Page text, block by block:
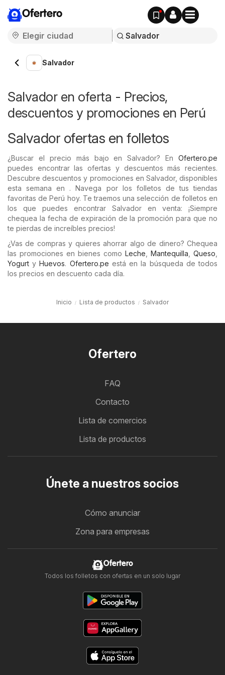
Ofertero
Salvador
Salvador en oferta - Precios,
descuentos y promociones en Perú
Salvador ofertas en folletos
¿Buscar el precio más bajo en Salvador? En Ofertero.pe
puedes encontrar las ofertas y descuentos más recientes.
Descubre descuentos y promociones en Salvador, disponibles
esta semana en . Navega por los folletos de tus tiendas
favoritas de Perú hoy. Te traemos una selección de folletos en
los que puedes encontrar Salvador en venta: ¡Siempre
chequea la fecha de expiración de la promoción para que no
te pierdas de increíbles precios!
¿Vas de compras y quieres ahorrar algo de dinero? Chequea
las promociones en bienes como Leche Mantequilla Queso
Yogurt yHuevos. Ofertero.pe está en la búsqueda de todos
los precios en descuento cada día.
Inicio Lista de productos Salvador
Ofertero
FAQ
Contacto
Lista de comercios
Lista de productos
Únete a nuestros socios
Cómo anunciar
Zona para empresas
Ofertero
Todos los folletos con ofertas en un solo lugar